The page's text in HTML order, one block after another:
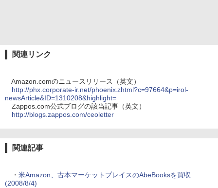
関連リンク
Amazon.comのニュースリリース（英文）
http://phx.corporate-ir.net/phoenix.zhtml?c=97664&p=irol-
newsArticle&ID=1310208&highlight=
Zappos.com公式ブログの該当記事（英文）
http://blogs.zappos.com/ceoletter
関連記事
・ 米Amazon、古本マーケットプレイスのAbeBooksを買収
(2008/8/4)